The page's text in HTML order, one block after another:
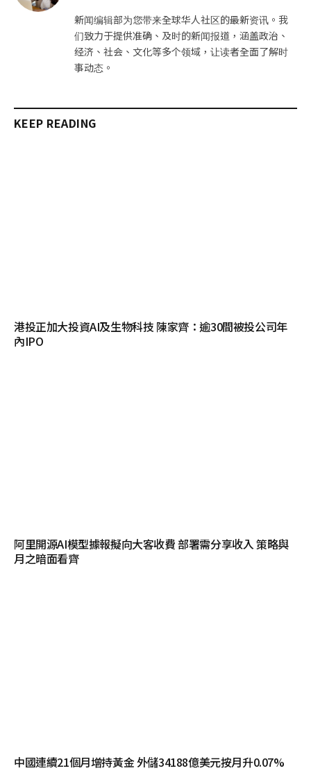
新闻编辑部为您带来全球华人社区的最新资讯。我
们致力于提供准确、及时的新闻报道，涵盖政治、
经济、社会、文化等多个领域，让读者全面了解时
事动态。
KEEP READING
港投正加大投資AI及生物科技 陳家齊：逾30間被投公司年
內IPO
阿里開源AI模型據報擬向大客收費 部署需分享收入 策略與
月之暗面看齊
中國連續21個月增持黃金 外儲34188億美元按月升0.07%